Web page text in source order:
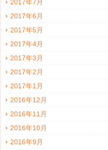
2017年7月
2017年6月
2017年5月
2017年4月
2017年3月
2017年2月
2017年1月
2016年12月
2016年11月
2016年10月
2016年9月